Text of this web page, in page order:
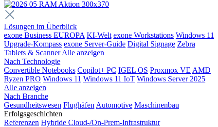
Lösungen im Überblick
exone Business EUROPA KI-Welt exone Workstations Windows 11
Upgrade-Kompass exone Server-Guide Digital Signage Zebra
Tablets & Scanner Alle anzeigen
Nach Technologie
Convertible Notebooks Copilot+ PC IGEL OS Proxmox VE AMD
Ryzen PRO Windows 11 Windows 11 IoT Windows Server 2025
Alle anzeigen
Nach Branche
Gesundheitswesen Flughäfen Automotive Maschinenbau
Erfolgsgeschichten
Referenzen Hybride Cloud-/On-Prem-Infrastruktur